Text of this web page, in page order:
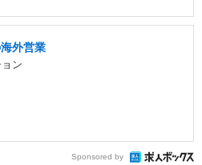
外営業
ン
Sponsored by